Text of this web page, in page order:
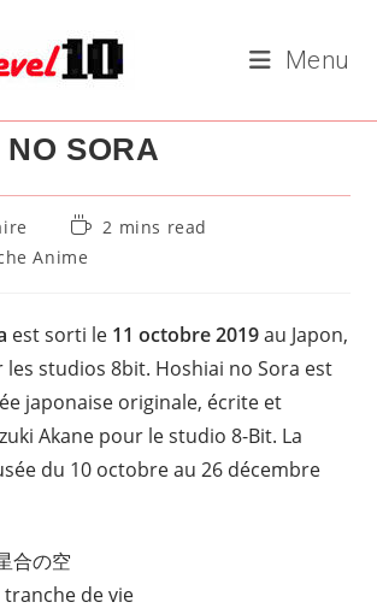
Menu
SORA
Temps
lecture :
2 mins read
Anime
est sorti le 11 octobre 2019au Japon,
les studios 8bit. Hoshiai no Sora est
japonaise originale, écrite et
Akane pour le studio 8-Bit. La
du 10 octobre au 26 décembre
合の空
tranche de vie